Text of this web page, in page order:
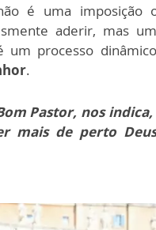
é uma imposição
aderir, mas um
um processo
.
Pastor, nos
mais de perto